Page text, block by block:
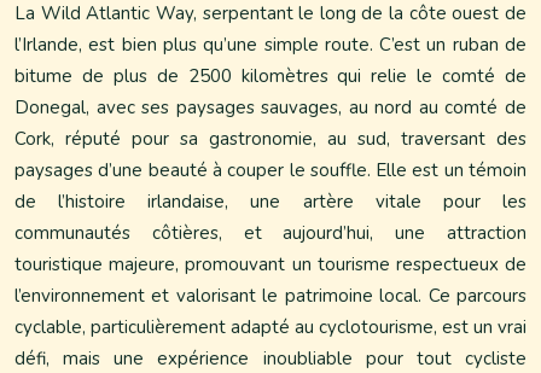
La Wild Atlantic Way, serpentant le long de la côte ouest de
l’Irlande, est bien plus qu’une simple route. C’est un ruban de
bitume de plus de 2500 kilomètres qui relie le comté de
Donegal, avec ses paysages sauvages, au nord au comté de
Cork, réputé pour sa gastronomie, au sud, traversant des
paysages d’une beauté à couper le souffle. Elle est un témoin
de l’histoire irlandaise, une artère vitale pour les
communautés côtières, et aujourd’hui, une attraction
touristique majeure, promouvant un tourisme respectueux de
l’environnement et valorisant le patrimoine local. Ce parcours
cyclable, particulièrement adapté au cyclotourisme, est un vrai
défi, mais une expérience inoubliable pour tout cycliste